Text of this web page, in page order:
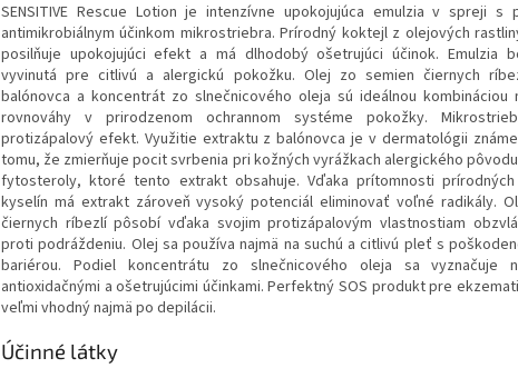
SENSITIVE Rescue Lotion je intenzívne upokojujúca emulzia v spreji s
antimikrobiálnym účinkom mikrostriebra. Prírodný koktejl z olejových
posilňuje upokojujúci efekt a má dlhodobý ošetrujúci účinok. Emulzia
vyvinutá pre citlivú a alergickú pokožku. Olej zo semien čiernych
balónovca a koncentrát zo slnečnicového oleja sú ideálnou kombináciou
rovnováhy v prirodzenom ochrannom systéme pokožky.
protizápalový efekt. Využitie extraktu z balónovca je v dermatológii
tomu, že zmierňuje pocit svrbenia pri kožných vyrážkach alergického
fytosteroly, ktoré tento extrakt obsahuje. Vďaka prítomnosti
kyselín má extrakt zároveň vysoký potenciál eliminovať voľné radikály.
čiernych ríbezlí pôsobí vďaka svojim protizápalovým vlastnostiam
proti podráždeniu. Olej sa používa najmä na suchú a citlivú pleť s
bariérou. Podiel koncentrátu zo slnečnicového oleja sa vyznačuje
antioxidačnými a ošetrujúcimi účinkami. Perfektný SOS produkt pre
veľmi vhodný najmä po depilácii.
Účinné látky